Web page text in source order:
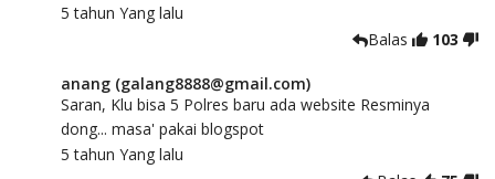
5 tahun Yang lalu
Balas
103
anang (galang8888@gmail.com)
Saran, Klu bisa 5 Polres baru ada website Resminya
dong... masa' pakai blogspot
5 tahun Yang lalu